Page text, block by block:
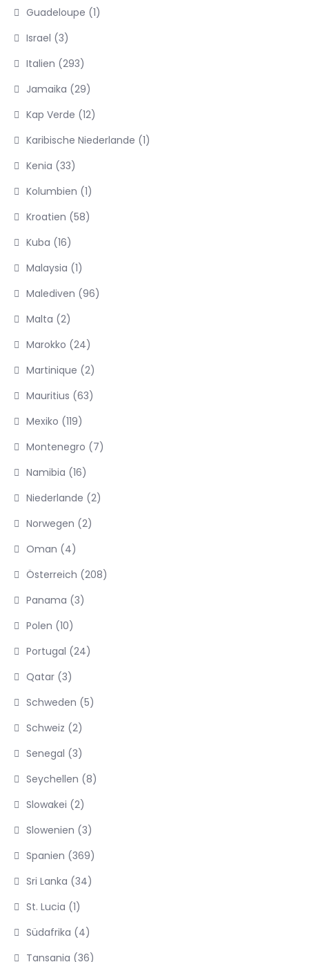
Guadeloupe (1)
Israel (3)
Italien (293)
Jamaika (29)
Kap Verde (12)
Karibische Niederlande (1)
Kenia (33)
Kolumbien (1)
Kroatien (58)
Kuba (16)
Malaysia (1)
Malediven (96)
Malta (2)
Marokko (24)
Martinique (2)
Mauritius (63)
Mexiko (119)
Montenegro (7)
Namibia (16)
Niederlande (2)
Norwegen (2)
Oman (4)
Österreich (208)
Panama (3)
Polen (10)
Portugal (24)
Qatar (3)
Schweden (5)
Schweiz (2)
Senegal (3)
Seychellen (8)
Slowakei (2)
Slowenien (3)
Spanien (369)
Sri Lanka (34)
St. Lucia (1)
Südafrika (4)
Tansania (36)